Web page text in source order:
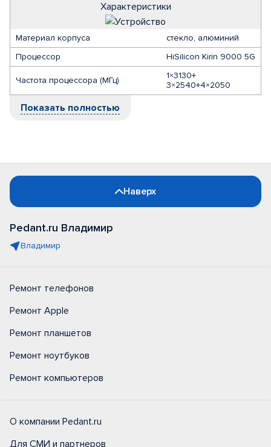
Характеристики
Материал корпуса
стекло, алюминий
Процессор
HiSilicon Kirin 9000 5G
Частота процессора (МГц)
1×3130+
3×2540+4×2050
Показать полностью
Наверх
Pedant.ru Владимир
Владимир
Ремонт телефонов
Ремонт Apple
Ремонт планшетов
Ремонт ноутбуков
Ремонт компьютеров
О компании Pedant.ru
Для СМИ и партнеров